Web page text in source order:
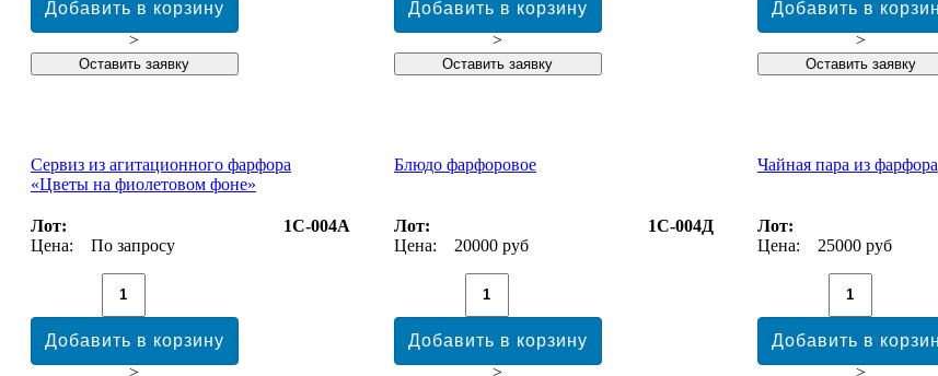
> > >
Сервиз из агитационного фарфора
«Цветы на фиолетовом фоне»
Лот:
1С-004А
Цена:
По запросу
>
Блюдо фарфоровое
Лот:
1С-004Д
Цена:
20000 руб
>
Чайная пара из фарфора
Лот:
Цена:
25000 руб
>